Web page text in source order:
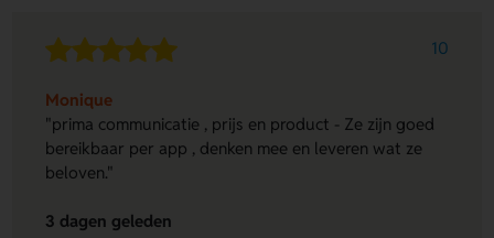
10
Monique
"prima communicatie , prijs en product - Ze zijn goed
bereikbaar per app , denken mee en leveren wat ze
beloven."
3 dagen geleden